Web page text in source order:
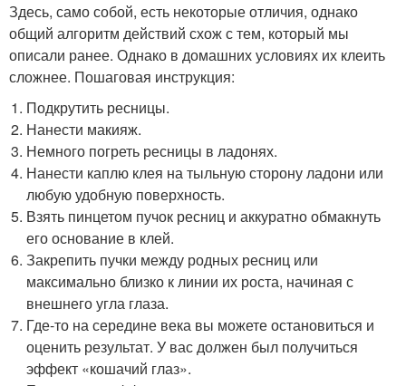
Здесь, само собой, есть некоторые отличия, однако
общий алгоритм действий схож с тем, который мы
описали ранее. Однако в домашних условиях их клеить
сложнее. Пошаговая инструкция:
Подкрутить ресницы.
Нанести макияж.
Немного погреть ресницы в ладонях.
Нанести каплю клея на тыльную сторону ладони или
любую удобную поверхность.
Взять пинцетом пучок ресниц и аккуратно обмакнуть
его основание в клей.
Закрепить пучки между родных ресниц или
максимально близко к линии их роста, начиная с
внешнего угла глаза.
Где-то на середине века вы можете остановиться и
оценить результат. У вас должен был получиться
эффект «кошачий глаз».